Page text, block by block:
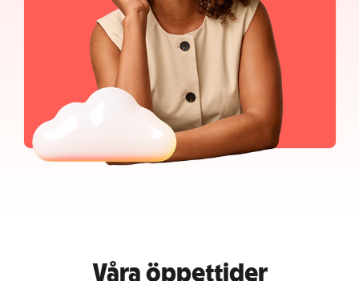
Våra öppettider